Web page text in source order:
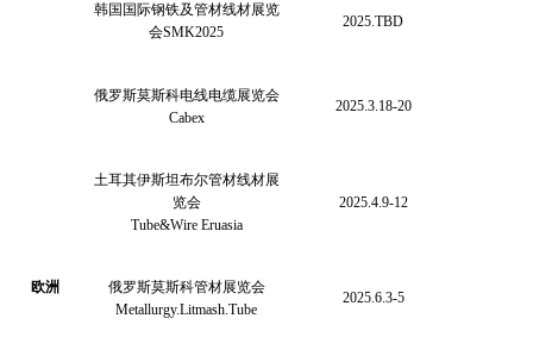
韩国国际钢铁及管材线材展览
会SMK2025
2025.TBD
欧洲
俄罗斯莫斯科电线电缆展览会
Cabex
2025.3.18-20
土耳其伊斯坦布尔管材线材展
览会
Tube&Wire Eruasia
2025.4.9-12
俄罗斯莫斯科管材展览会
Metallurgy.Litmash.Tube
2025.6.3-5